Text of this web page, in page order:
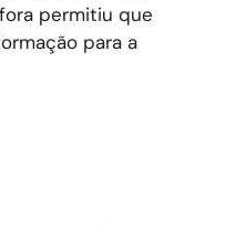
permitiu que
para a